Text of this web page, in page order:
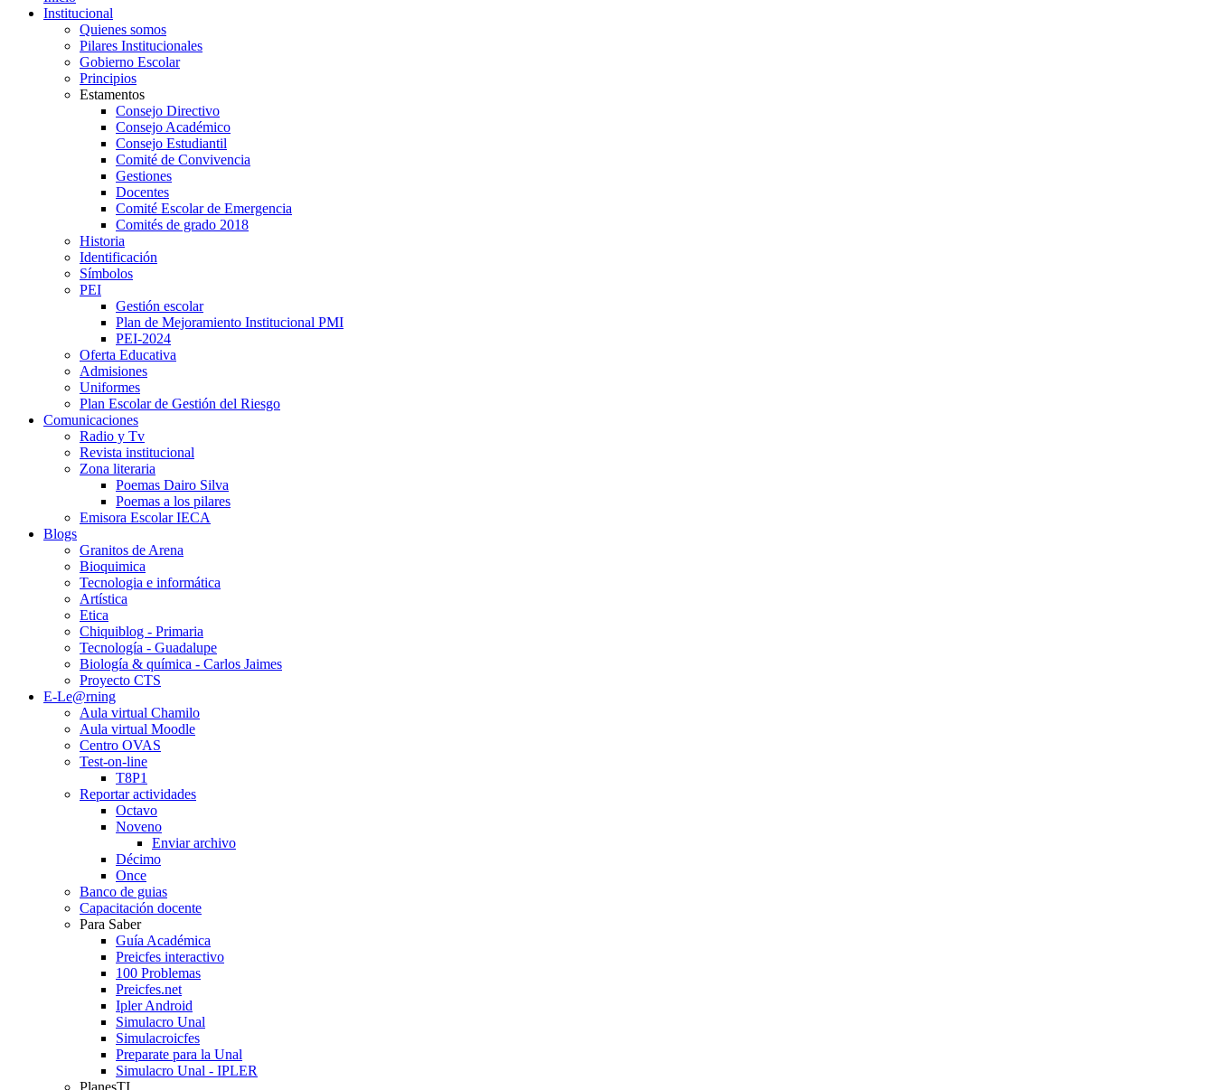
Institucional
Quienes somos
Pilares Institucionales
Gobierno Escolar
Principios
Estamentos
Consejo Directivo
Consejo Académico
Consejo Estudiantil
Comité de Convivencia
Gestiones
Docentes
Comité Escolar de Emergencia
Comités de grado 2018
Historia
Identificación
Símbolos
PEI
Gestión escolar
Plan de Mejoramiento Institucional PMI
PEI-2024
Oferta Educativa
Admisiones
Uniformes
Plan Escolar de Gestión del Riesgo
Comunicaciones
Radio y Tv
Revista institucional
Zona literaria
Poemas Dairo Silva
Poemas a los pilares
Emisora Escolar IECA
Blogs
Granitos de Arena
Bioquimica
Tecnologia e informática
Artística
Etica
Chiquiblog - Primaria
Tecnología - Guadalupe
Biología & química - Carlos Jaimes
Proyecto CTS
E-Le@rning
Aula virtual Chamilo
Aula virtual Moodle
Centro OVAS
Test-on-line
T8P1
Reportar actividades
Octavo
Noveno
Enviar archivo
Décimo
Once
Banco de guias
Capacitación docente
Para Saber
Guía Académica
Preicfes interactivo
100 Problemas
Preicfes.net
Ipler Android
Simulacro Unal
Simulacroicfes
Preparate para la Unal
Simulacro Unal - IPLER
PlanesTI